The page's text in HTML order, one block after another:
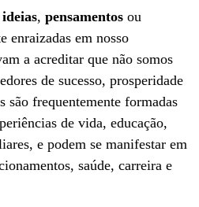
ideias, pensamentos ou
enraizadas em nosso
a acreditar que não somos
de sucesso, prosperidade
são frequentemente formadas
de vida, educação,
e podem se manifestar em
saúde, carreira e